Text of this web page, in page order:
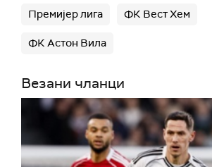
Премијер лига ФК Вест Хем
ФК Астон Вила
Везани чланци